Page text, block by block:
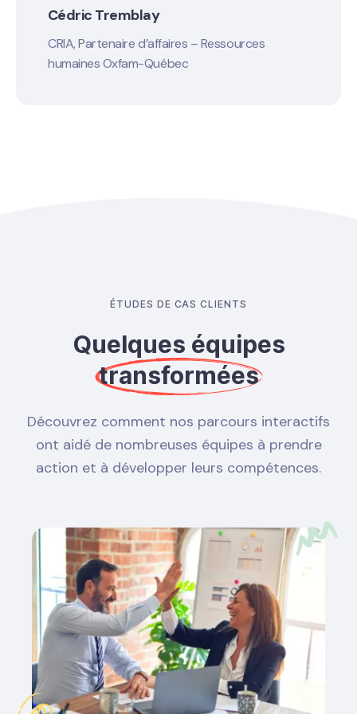
Cédric Tremblay
CRIA, Partenaire d’affaires – Ressources
humaines Oxfam-Québec
ÉTUDES DE CAS CLIENTS
Quelques équipes
transformées
Découvrez comment nos parcours interactifs
ont aidé de nombreuses équipes à prendre
action et à développer leurs compétences.